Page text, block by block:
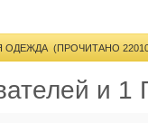
(ПРОЧИТАНО
и 1